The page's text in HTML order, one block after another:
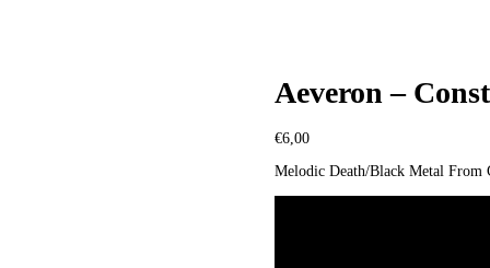
Aeveron –
€6,00
Melodic Death/Black Metal From